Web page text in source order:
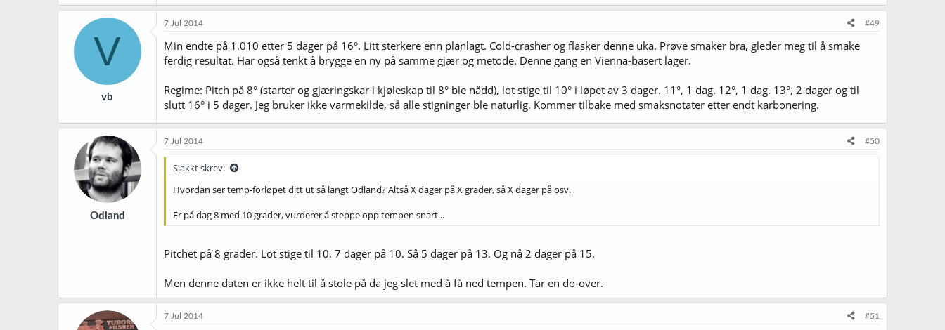
V
vb
7 Jul 2014 #49
Min endte på 1.010 etter 5 dager på 16°. Litt sterkere enn planlagt. Cold-crasher og flasker denne uka. Prøve smaker bra, gleder meg til å smake
ferdig resultat. Har også tenkt å brygge en ny på samme gjær og metode. Denne gang en Vienna-basert lager.
Regime: Pitch på 8° (starter og gjæringskar i kjøleskap til 8° ble nådd), lot stige til 10° i løpet av 3 dager. 11°, 1 dag. 12°, 1 dag. 13°, 2 dager og til
slutt 16° i 5 dager. Jeg bruker ikke varmekilde, så alle stigninger ble naturlig. Kommer tilbake med smaksnotater etter endt karbonering.
Odland
7 Jul 2014 #50
Sjakkt skrev:
Hvordan ser temp-forløpet ditt ut så langt Odland? Altså X dager på X grader, så X dager på osv.
Er på dag 8 med 10 grader, vurderer å steppe opp tempen snart...
Pitchet på 8 grader. Lot stige til 10. 7 dager på 10. Så 5 dager på 13. Og nå 2 dager på 15.
Men denne daten er ikke helt til å stole på da jeg slet med å få ned tempen. Tar en do-over.
7 Jul 2014 #51